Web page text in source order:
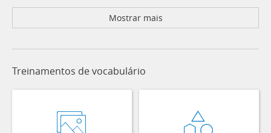
Mostrar mais
Treinamentos de vocabulário